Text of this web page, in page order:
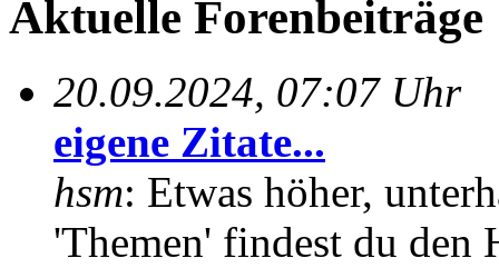
Aktuelle Forenbeiträge
20.09.2024, 07:07 Uhr
eigene Zitate...
hsm: Etwas höher,
'Themen' findest du den